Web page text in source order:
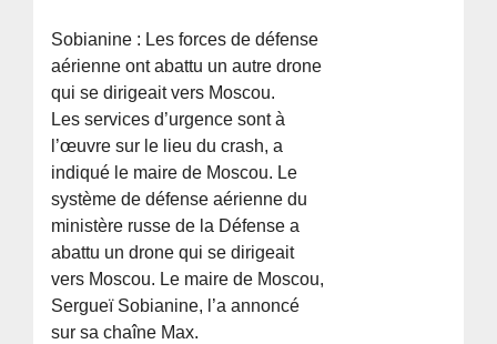
Sobianine : Les forces de défense
aérienne ont abattu un autre drone
qui se dirigeait vers Moscou.
Les services d’urgence sont à
l’œuvre sur le lieu du crash, a
indiqué le maire de Moscou. Le
système de défense aérienne du
ministère russe de la Défense a
abattu un drone qui se dirigeait
vers Moscou. Le maire de Moscou,
Sergueï Sobianine, l’a annoncé
sur sa chaîne Max.